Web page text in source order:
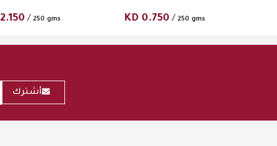
2.150 / 250 gms KD 0.750 / 250 gms
أشترك